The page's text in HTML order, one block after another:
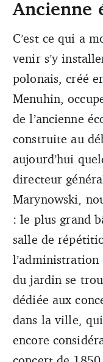
Ancienne
C’est ce qui a
venir s’y
polonais, créé
Menuhin,
de l’ancienne
construite au
aujourd’hui
directeur
Marynowski,
: le plus grand
salle de
l’administration
du jardin se
dédiée aux
dans la ville, qui
encore